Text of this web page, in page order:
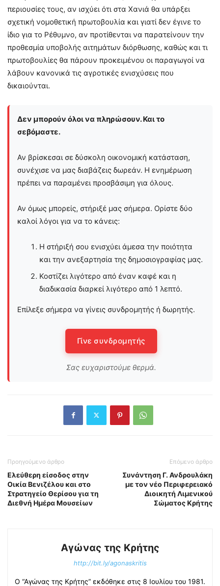
περιουσίες τους, αν ισχύει ότι στα Χανιά θα υπάρξει
σχετική νομοθετική πρωτοβουλία και γιατί δεν έγινε το
ίδιο για το Ρέθυμνο, αν προτίθενται να παρατείνουν την
προθεσμία υποβολής αιτημάτων διόρθωσης, καθώς και τι
πρωτοβουλίες θα πάρουν προκειμένου οι παραγωγοί να
λάβουν κανονικά τις αγροτικές ενισχύσεις που
δικαιούνται.
Δεν μπορούν όλοι να πληρώσουν. Και το
σεβόμαστε.
Αν βρίσκεσαι σε δύσκολη οικονομική κατάσταση,
συνέχισε να μας διαβάζεις δωρεάν. Η ενημέρωση
πρέπει να παραμένει προσβάσιμη για όλους.
Αν όμως μπορείς, στήριξέ μας σήμερα. Ορίστε δύο
καλοί λόγοι για να το κάνεις:
Η στήριξή σου ενισχύει άμεσα την ποιότητα
και την ανεξαρτησία της δημοσιογραφίας μας.
Κοστίζει λιγότερο από έναν καφέ και η
διαδικασία διαρκεί λιγότερο από 1 λεπτό.
Επίλεξε σήμερα να γίνεις συνδρομητής ή δωρητής.
Γίνε συνδρομητής
Σας ευχαριστούμε θερμά.
Προηγούμενο άρθρο
Ελεύθερη είσοδος στην
Οικία Βενιζέλου και στο
Στρατηγείο Θερίσου για τη
Διεθνή Ημέρα Μουσείων
Επόμενο άρθρο
Συνάντηση Γ. Ανδρουλάκη
με τον νέο Περιφερειακό
Διοικητή Λιμενικού
Σώματος Κρήτης
Αγώνας της Κρήτης
http://bit.ly/agonaskritis
Ο “Αγώνας της Κρήτης” εκδόθηκε στις 8 Ιουλίου του 1981.